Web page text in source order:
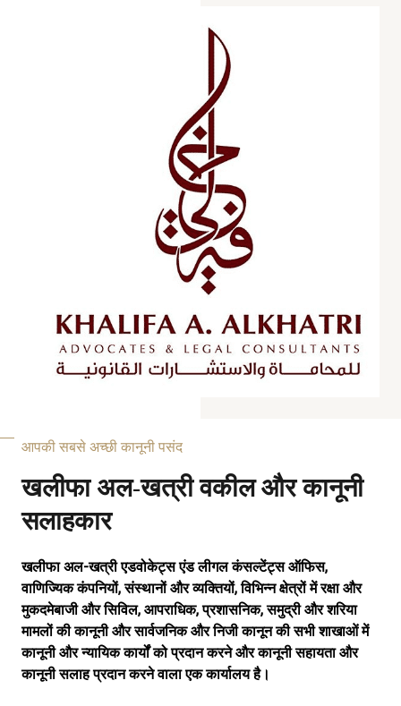
आपकी सबसे अच्छी कानूनी पसंद
खलीफा अल-खत्री वकील और कानूनी
सलाहकार
खलीफा अल-खत्री एडवोकेट्स एंड लीगल कंसल्टेंट्स ऑफिस,
वाणिज्यिक कंपनियों, संस्थानों और व्यक्तियों, विभिन्न क्षेत्रों में रक्षा और
मुकदमेबाजी और सिविल, आपराधिक, प्रशासनिक, समुद्री और शरिया
मामलों की कानूनी और सार्वजनिक और निजी कानून की सभी शाखाओं में
कानूनी और न्यायिक कार्यों को प्रदान करने और कानूनी सहायता और
कानूनी सलाह प्रदान करने वाला एक कार्यालय है।